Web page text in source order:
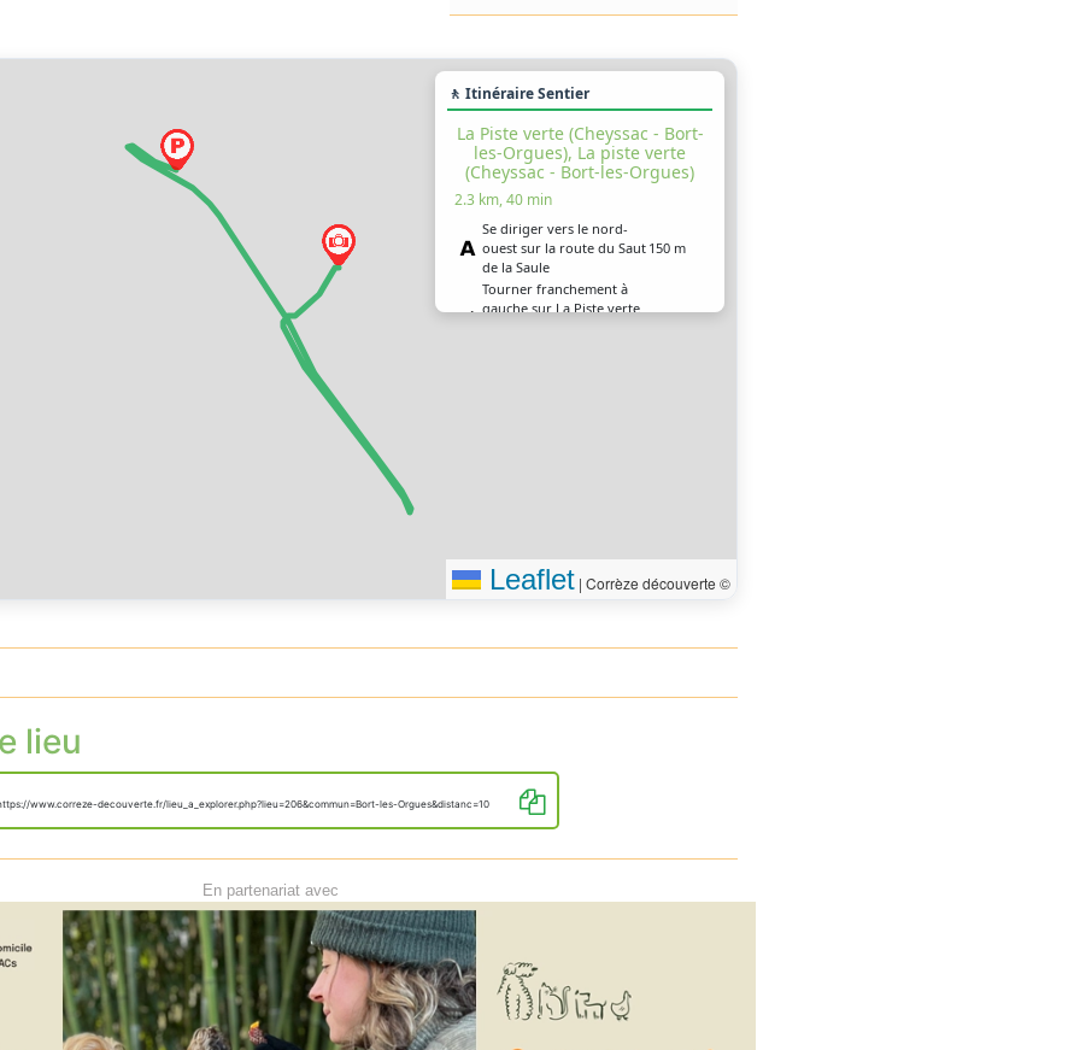
🚶 Itinéraire Sentier
La Piste verte (Cheyssac - Bort-
les-Orgues), La piste verte
(Cheyssac - Bort-les-Orgues)
2.3 km, 40 min
Se diriger vers le nord-
ouest sur la route du Saut
de la Saule
150 m
Tourner franchement à
gauche sur La Piste verte
700 m
Leaflet | Corrèze découverte ©
lieu
www.correze-decouverte.fr/lieu_a_explorer.php?lieu=206&commun=Bort-les-Orgues&distanc=10
En partenariat avec